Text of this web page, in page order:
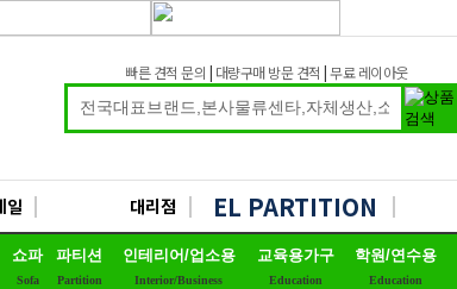
빠른 견적 문의 | 대량구매 방문 견적 |무료 레이아웃
일 대리점 EL PARTITION
쇼파
Sofa
파티션
Partition
인테리어/업소용
Interior/Business
교육용가구
Education
학원/연수용
Education